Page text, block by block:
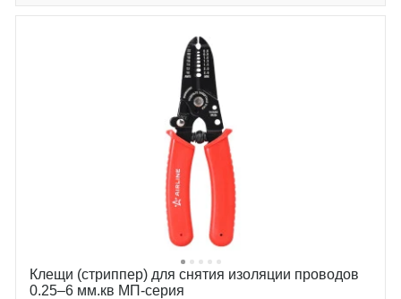
Клещи (стриппер) для снятия изоляции проводов
0.25–6 мм.кв МП-серия